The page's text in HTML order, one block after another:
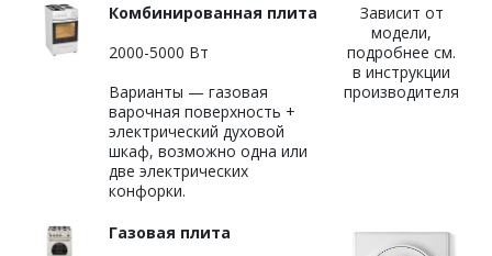
Комбинированная плита
2000-5000 Вт
Варианты — газовая
варочная поверхность +
электрический духовой
шкаф, возможно одна или
две электрических
конфорки.
Зависит от
модели,
подробнее см.
в инструкции
производителя
Газовая плита